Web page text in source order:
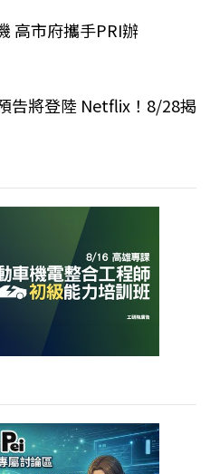
高市府攜手PRI辦
告將登陸 Netflix！8/28揭